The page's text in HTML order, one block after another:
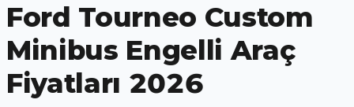
Ford Tourneo Custom
Minibus Engelli Araç
Fiyatları 2026